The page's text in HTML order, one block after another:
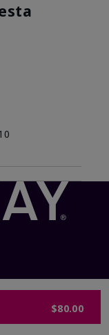
$80.00